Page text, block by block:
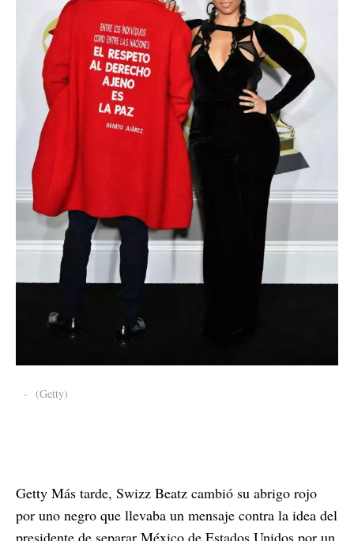
- (Getty)
Getty Más tarde, Swizz Beatz cambió su abrigo rojo
por uno negro que llevaba un mensaje contra la idea del
presidente de separar México de Estados Unidos por un